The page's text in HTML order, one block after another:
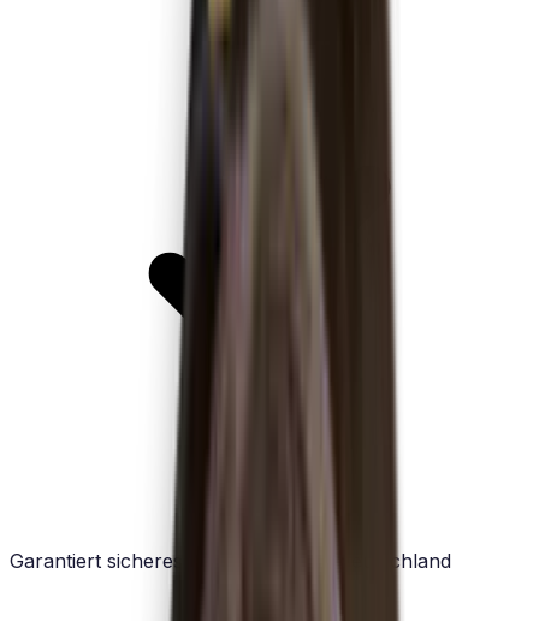
Garantiert sicheres Datenhosting in Deutschland